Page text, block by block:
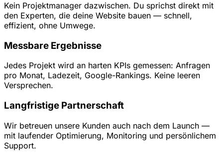
Kein Projektmanager dazwischen. Du sprichst direkt mit
den Experten, die deine Website bauen — schnell,
effizient, ohne Umwege.
Messbare Ergebnisse
Jedes Projekt wird an harten KPIs gemessen: Anfragen
pro Monat, Ladezeit, Google-Rankings. Keine leeren
Versprechen.
Langfristige Partnerschaft
Wir betreuen unsere Kunden auch nach dem Launch —
mit laufender Optimierung, Monitoring und persönlichem
Support.